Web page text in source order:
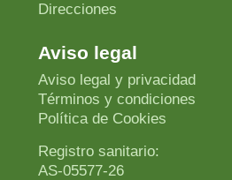
Direcciones
Aviso legal
Aviso legal y privacidad
Términos y condiciones
Política de Cookies
Registro sanitario:
AS-05577-26